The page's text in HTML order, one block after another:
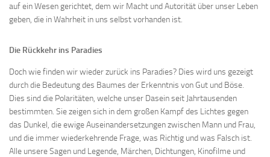
auf ein Wesen gerichtet, dem wir Macht und Autorität über unser Leben
geben, die in Wahrheit in uns selbst vorhanden ist.
Die Rückkehr ins Paradies
Doch wie finden wir wieder zurück ins Paradies? Dies wird uns gezeigt
durch die Bedeutung des Baumes der Erkenntnis von Gut und Böse.
Dies sind die Polaritäten, welche unser Dasein seit Jahrtausenden
bestimmten. Sie zeigen sich in dem großen Kampf des Lichtes gegen
das Dunkel, die ewige Auseinandersetzungen zwischen Mann und Frau,
und die immer wiederkehrende Frage, was Richtig und was Falsch ist.
Alle unsere Sagen und Legende, Märchen, Dichtungen, Kinofilme und